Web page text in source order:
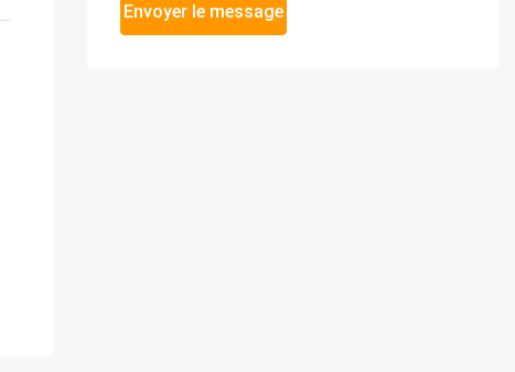
Envoyer le message